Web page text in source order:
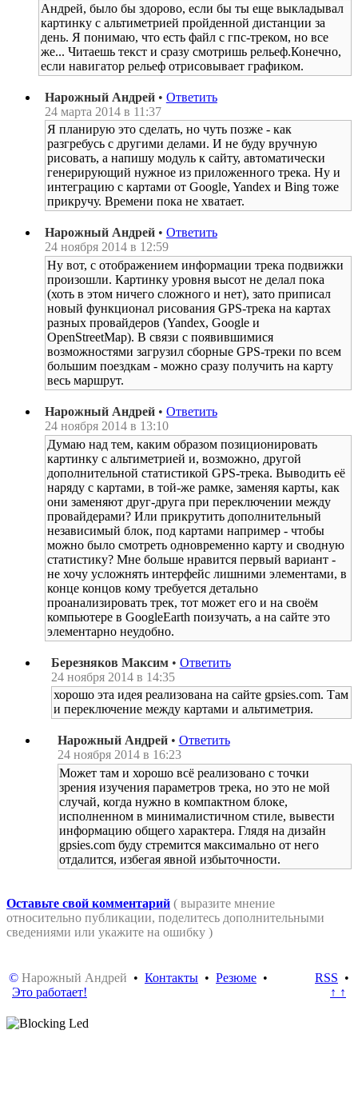
Андрей, было бы здорово, если бы ты еще выкладывал
картинку с альтиметрией пройденной дистанции за
день. Я понимаю, что есть файл с гпс-треком, но все
же... Читаешь текст и сразу смотришь рельеф.Конечно,
если навигатор рельеф отрисовывает графиком.
Нарожный Андрей • Ответить
24 марта 2014 в 11:37
Я планирую это сделать, но чуть позже - как
разгребусь с другими делами. И не буду вручную
рисовать, а напишу модуль к сайту, автоматически
генерирующий нужное из приложенного трека. Ну и
интеграцию с картами от Google, Yandex и Bing тоже
прикручу. Времени пока не хватает.
Нарожный Андрей • Ответить
24 ноября 2014 в 12:59
Ну вот, с отображением информации трека подвижки
произошли. Картинку уровня высот не делал пока
(хоть в этом ничего сложного и нет), зато приписал
новый функционал рисования GPS-трека на картах
разных провайдеров (Yandex, Google и
OpenStreetMap). В связи с появившимися
возможностями загрузил сборные GPS-треки по всем
большим поездкам - можно сразу получить на карту
весь маршрут.
Нарожный Андрей • Ответить
24 ноября 2014 в 13:10
Думаю над тем, каким образом позиционировать
картинку с альтиметрией и, возможно, другой
дополнительной статистикой GPS-трека. Выводить её
наряду с картами, в той-же рамке, заменяя карты, как
они заменяют друг-друга при переключении между
провайдерами? Или прикрутить дополнительный
независимый блок, под картами например - чтобы
можно было смотреть одновременно карту и сводную
статистику? Мне больше нравится первый вариант -
не хочу усложнять интерфейс лишними элементами, в
конце концов кому требуется детально
проанализировать трек, тот может его и на своём
компьютере в GoogleEarth поизучать, а на сайте это
элементарно неудобно.
Березняков Максим • Ответить
24 ноября 2014 в 14:35
хорошо эта идея реализована на сайте gpsies.com. Там
и переключение между картами и альтиметрия.
Нарожный Андрей • Ответить
24 ноября 2014 в 16:23
Может там и хорошо всё реализовано с точки
зрения изучения параметров трека, но это не мой
случай, когда нужно в компактном блоке,
исполненном в минималистичном стиле, вывести
информацию общего характера. Глядя на дизайн
gpsies.com буду стремится максимально от него
отдалится, избегая явной избыточности.
Оставьте свой комментарий ( выразите мнение
относительно публикации, поделитесь дополнительными
сведениями или укажите на ошибку )
© Нарожный Андрей • Контакты • Резюме •
Это работает!
RSS •
↑ ↑